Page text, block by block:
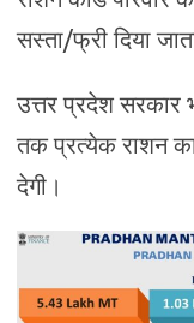
सस्ता/फ्री दिया
उत्तर प्रदेश सरकार
तक प्रत्येक राशन
देगी।